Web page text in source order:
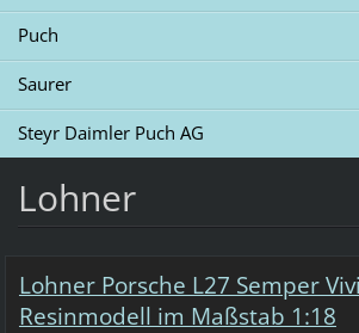
Puch
Saurer
Steyr Daimler Puch AG
Lohner
Lohner Porsche L27 Semper
Resinmodell im Maßstab 1:18